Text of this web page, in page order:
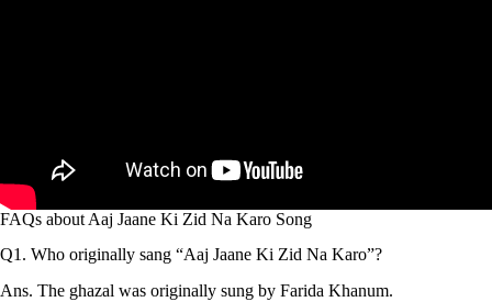
FAQs about Aaj Jaane Ki Zid Na Karo Song
Q1. Who originally sang “Aaj Jaane Ki Zid Na Karo”?
Ans. The ghazal was originally sung by Farida Khanum.